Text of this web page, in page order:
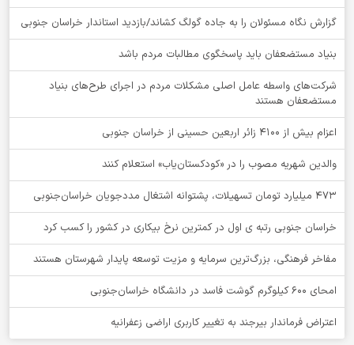
گزارش نگاه مسئولان را به جاده گولگ کشاند/بازدید استاندار خراسان جنوبی
بنیاد مستضعفان باید پاسخگوی مطالبات مردم باشد
شرکت‌های واسطه عامل اصلی مشکلات مردم در اجرای طرح‌های بنیاد
مستضعفان هستند
اعزام بیش از 4100 زائر اربعین حسینی از خراسان جنوبی
والدین شهریه مصوب را در «کودکستان‌یاب» استعلام کنند
۴۷۳ میلیارد تومان تسهیلات، پشتوانه اشتغال مددجویان خراسان‌جنوبی
خراسان جنوبی رتبه ی اول در کمترین نرخ بیکاری در کشور را کسب کرد
مفاخر فرهنگی، بزرگ‌ترین سرمایه و مزیت توسعه پایدار شهرستان هستند
امحای ۶۰۰ کیلوگرم گوشت فاسد در دانشگاه خراسان‌جنوبی
اعتراض فرماندار بیرجند به تغییر کاربری اراضی زعفرانیه